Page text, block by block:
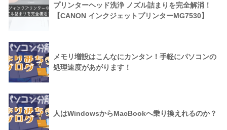
プリンターヘッド洗浄 ノズル詰まりを完全解消！
【CANON インクジェットプリンターMG7530】
メモリ増設はこんなにカンタン！手軽にパソコンの
処理速度があがります！
人はWindowsからMacBookへ乗り換えれるのか？